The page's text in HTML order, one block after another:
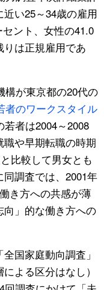
い25～34歳の雇用
ント、女性の41.0
は正規雇用であ
構が東京都の20代の
者のワークスタイル
若者は2004～2008
や早期転職の時期
比較して男女とも
調査では、2001年
き方への共感が薄
」的な働き方への
国家庭動向調査」
よる区分はなし）